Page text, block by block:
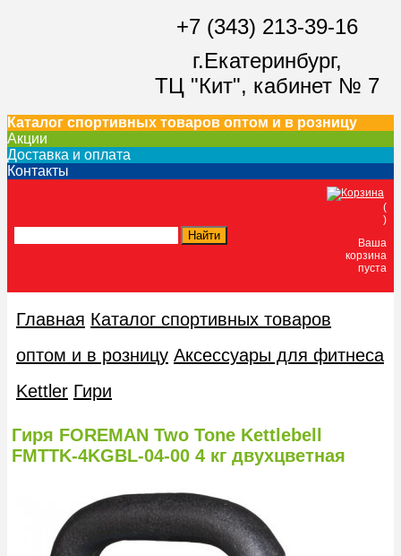
+7 (343) 213-39-16
г.Екатеринбург,
ТЦ "Кит", кабинет № 7
Каталог спортивных товаров оптом и в розницу
Акции
Доставка и оплата
Контакты
(
)
Ваша
корзина
пуста
Главная Каталог спортивных товаров
оптом и в розницу Аксессуары для фитнеса
Kettler Гири
Гиря FOREMAN Two Tone Kettlebell
FMTTK-4KGBL-04-00 4 кг двухцветная